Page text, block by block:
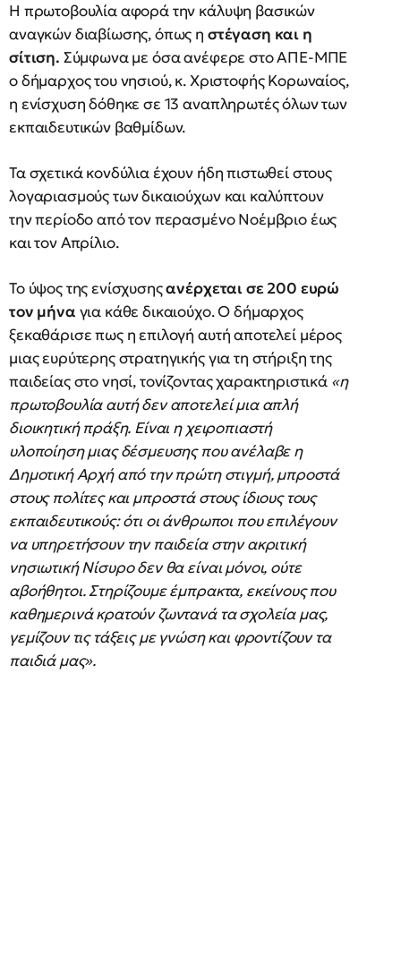
Η πρωτοβουλία αφορά την κάλυψη βασικών
αναγκών διαβίωσης, όπως η στέγαση και η
σίτιση. Σύμφωνα με όσα ανέφερε στο ΑΠΕ-ΜΠΕ
ο δήμαρχος του νησιού, κ. Χριστοφής Κορωναίος,
η ενίσχυση δόθηκε σε 13 αναπληρωτές όλων των
εκπαιδευτικών βαθμίδων.
Τα σχετικά κονδύλια έχουν ήδη πιστωθεί στους
λογαριασμούς των δικαιούχων και καλύπτουν
την περίοδο από τον περασμένο Νοέμβριο έως
και τον Απρίλιο.
Το ύψος της ενίσχυσηςανέρχεται σε 200 ευρώ
τον μήνα για κάθε δικαιούχο. Ο δήμαρχος
ξεκαθάρισε πως η επιλογή αυτή αποτελεί μέρος
μιας ευρύτερης στρατηγικής για τη στήριξη της
παιδείας στο νησί, τονίζοντας χαρακτηριστικά «η
πρωτοβουλία αυτή δεν αποτελεί μια απλή
διοικητική πράξη. Είναι η χειροπιαστή
υλοποίηση μιας δέσμευσης που ανέλαβε η
Δημοτική Αρχή από την πρώτη στιγμή, μπροστά
στους πολίτες και μπροστά στους ίδιους τους
εκπαιδευτικούς: ότι οι άνθρωποι που επιλέγουν
να υπηρετήσουν την παιδεία στην ακριτική
νησιωτική Νίσυρο δεν θα είναι μόνοι, ούτε
αβοήθητοι. Στηρίζουμε έμπρακτα, εκείνους που
καθημερινά κρατούν ζωντανά τα σχολεία μας,
γεμίζουν τις τάξεις με γνώση και φροντίζουν τα
παιδιά μας».